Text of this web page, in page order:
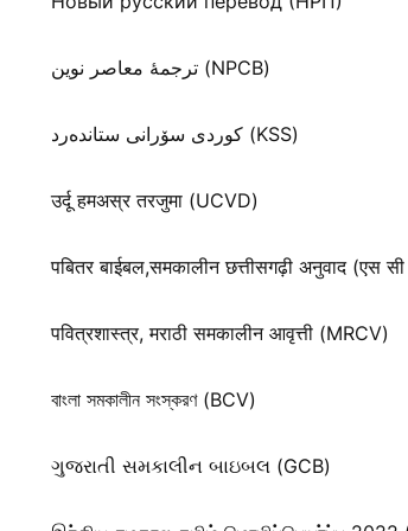
ترجمۀ معاصر نوین (NPCB)
كوردی سۆرانی ستانده‌رد (KSS)
उर्दू हमअस्र तरजुमा (UCVD)
पबितर बाईबल,समकालीन छत्तीसगढ़ी अनुवाद (एस
पवित्रशास्त्र, मराठी समकालीन आवृत्ती (MRCV)
বাংলা সমকালীন সংস্করণ (BCV)
ગુજરાતી સમકાલીન બાઇબલ (GCB)